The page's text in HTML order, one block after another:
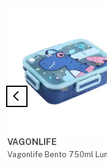
VAGONLIFE